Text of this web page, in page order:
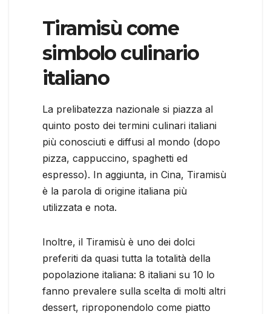
Tiramisù come
simbolo culinario
italiano
La prelibatezza nazionale si piazza al
quinto posto dei termini culinari italiani
più conosciuti e diffusi al mondo (dopo
pizza, cappuccino, spaghetti ed
espresso). In aggiunta, in Cina, Tiramisù
è la parola di origine italiana più
utilizzata e nota.
Inoltre, il Tiramisù è uno dei dolci
preferiti da quasi tutta la totalità della
popolazione italiana: 8 italiani su 10 lo
fanno prevalere sulla scelta di molti altri
dessert, riproponendolo come piatto